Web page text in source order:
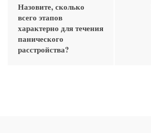
Назовите, сколько
всего этапов
характерно для течения
панического
расстройства?